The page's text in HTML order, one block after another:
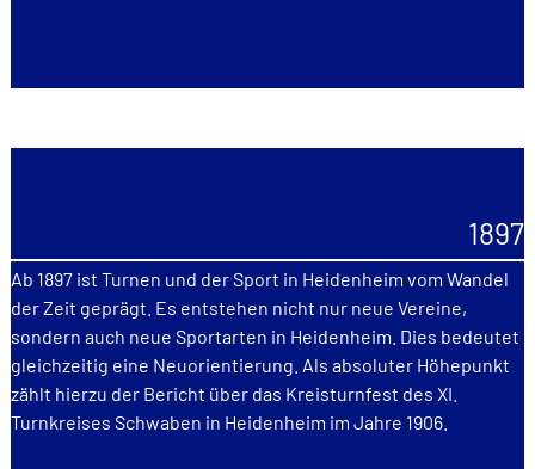
1897
Ab 1897 ist Turnen und der Sport in Heidenheim vom Wandel
der Zeit geprägt. Es entstehen nicht nur neue Vereine,
sondern auch neue Sportarten in Heidenheim. Dies bedeutet
gleichzeitig eine Neuorientierung. Als absoluter Höhepunkt
zählt hierzu der Bericht über das Kreisturnfest des XI.
Turnkreises Schwaben in Heidenheim im Jahre 1906.